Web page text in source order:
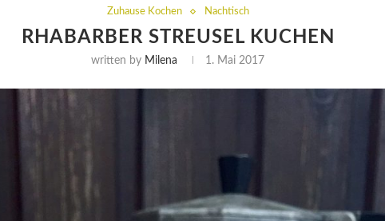
Zuhause Kochen Nachtisch
RHABARBER STREUSEL KUCHEN
written by Milena 1. Mai 2017